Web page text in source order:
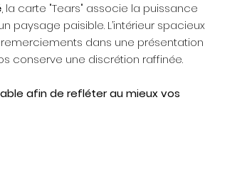
, la carte "Tears" associe la puissance
paysage paisible. L’intérieur spacieux
dans une présentation
conserve une discrétion raffinée.
afin de refléter au mieux vos